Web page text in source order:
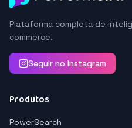
Plataforma completa de
commerce.
Seguir no Instagram
Produtos
PowerSearch